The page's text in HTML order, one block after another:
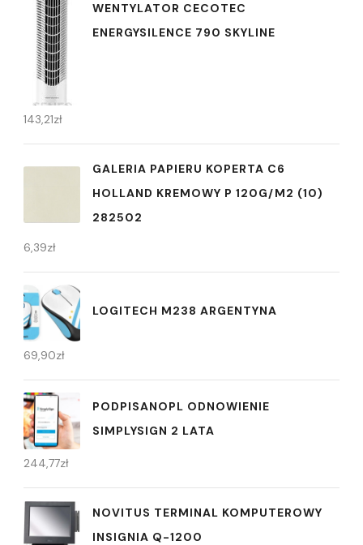
WENTYLATOR CECOTEC
ENERGYSILENCE 790 SKYLINE
143,21zł
GALERIA PAPIERU KOPERTA C6
HOLLAND KREMOWY P 120G/M2 (10)
282502
6,39zł
LOGITECH M238 ARGENTYNA
69,90zł
PODPISANOPL ODNOWIENIE
SIMPLYSIGN 2 LATA
244,77zł
NOVITUS TERMINAL KOMPUTEROWY
INSIGNIA Q-1200